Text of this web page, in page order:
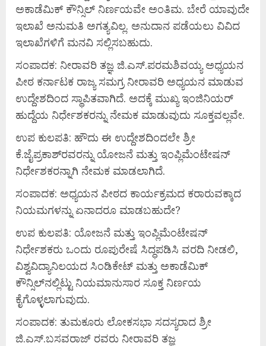
ಅಕಾಡೆಮಿಕ್ ಕೌನ್ಸಿಲ್ ನಿರ್ಣಯವೇ ಅಂತಿಮ. ಬೇರೆ ಯಾವುದೇ
ಇಲಾಖೆ ಅನುಮತಿ ಅಗತ್ಯವಿಲ್ಲ. ಅನುದಾನ ಪಡೆಯಲು ವಿವಿದ
ಇಲಾಖೆಗಳಿಗೆ ಮನವಿ ಸಲ್ಲಿಸಬಹುದು.
ಸಂಪಾದಕ: ನೀರಾವರಿ ತಜ್ಞ ಜಿ.ಎಸ್.ಪರಮಶಿವಯ್ಯ ಅಧ್ಯಯನ
ಪೀಠ ಕರ್ನಾಟಕ ರಾಜ್ಯ ಸಮಗ್ರ ನೀರಾವರಿ ಅಧ್ಯಯನ ಮಾಡುವ
ಉದ್ದೇಶದಿಂದ ಸ್ಥಾಪಿತವಾಗಿದೆ. ಅದಕ್ಕೆ ಮುಖ್ಯ ಇಂಜಿನಿಯರ್
ಹುದ್ದೆಯ ನಿರ್ಧೇಶಕರನ್ನು ನೇಮಕ ಮಾಡುವುದು ಸೂಕ್ತವಲ್ಲವೇ.
ಉಪ ಕುಲಪತಿ: ಹೌದು ಈ ಉದ್ದೇಶದಿಂದಲೇ ಶ್ರೀ
ಕೆ.ಜೈಪ್ರಕಾಶ್‌ರವರನ್ನು ಯೋಜನೆ ಮತ್ತು ಇಂಪ್ಲಿಮೆಂಟೇಷನ್
ನಿರ್ಧೇಶಕರನ್ನಾಗಿ ನೇಮಕ ಮಾಡಲಾಗಿದೆ.
ಸಂಪಾದಕ: ಅಧ್ಯಯನ ಪೀಠದ ಕಾರ್ಯಕ್ರಮದ ಕರಾರುವಕ್ಕಾದ
ನಿಯಮಗಳನ್ನು ಏನಾದರೂ ಮಾಡಬಹುದೇ?
ಉಪ ಕುಲಪತಿ: ಯೋಜನೆ ಮತ್ತು ಇಂಪ್ಲಿಮೆಂಟೇಷನ್
ನಿರ್ಧೇಶಕರು ಒಂದು ರೂಪುರೇಷೆ ಸಿದ್ಧಪಡಿಸಿ ವರದಿ ನೀಡಲಿ,
ವಿಶ್ವವಿದ್ಯಾನಿಲಯದ ಸಿಂಡಿಕೇಟ್ ಮತ್ತು ಅಕಾಡೆಮಿಕ್
ಕೌನ್ಸಿಲ್‌ನಲ್ಲಿಟ್ಟು ನಿಯಮಾನುಸಾರ ಸೂಕ್ತ ನಿರ್ಣಯ
ಕೈಗೊಳ್ಳಲಾಗುವುದು.
ಸಂಪಾದಕ: ತುಮಕೂರು ಲೋಕಸಭಾ ಸದಸ್ಯರಾದ ಶ್ರೀ
ಜಿ.ಎಸ್.ಬಸವರಾಜ್ ರವರು ನೀರಾವರಿ ತಜ್ಞ